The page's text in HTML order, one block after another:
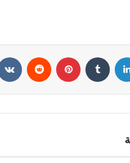
لينكدإن بينتيريست